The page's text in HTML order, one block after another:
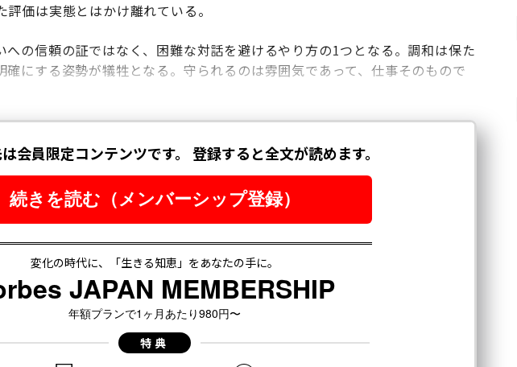
価は実態とはかけ離れている。
への信頼の証ではなく、困難な対話を避けるやり方の1つとなる。調和は保た
確にする姿勢が犠牲となる。守られるのは雰囲気であって、仕事そのもので